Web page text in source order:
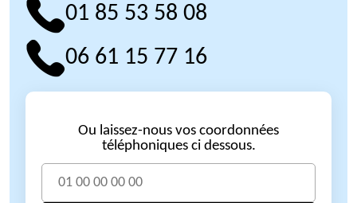
01 85 53 58 08
06 61 15 77 16
Ou laissez-nous vos coordonnées
téléphoniques ci dessous.